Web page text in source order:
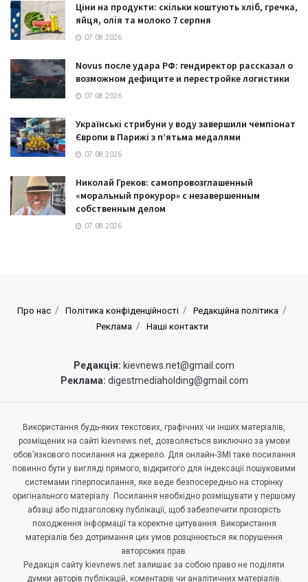
Ціни на продукти: скільки коштують хліб, гречка,
яйця, олія та молоко 7 серпня
07.08.2026
Novus после удара РФ: гендиректор рассказал о
возможном дефиците и перестройке логистики
07.08.2026
Українські стрибуни у воду завершили чемпіонат
Європи в Парижі з п’ятьма медалями
07.08.2026
Николай Греков: самопровозглашенный
«моральный прокурор» с незавершенным
собственным делом
07.08.2026
Про нас Політика конфіденційності
Редакційна політика
Реклама
Наші контакти
Редакція: kievnews.net@gmail.com
Реклама: digestmediaholding@gmail.com
Використання будь-яких текстових, графічних чи інших матеріалів,
розміщених на сайті kievnews.net, дозволяється виключно за умови
обов’язкового посилання на джерело. Для онлайн-ЗМІ таке посилання
повинно бути у вигляді прямого, відкритого для індексації пошуковими
системами гіперпосилання, яке веде безпосередньо на сторінку
оригінального матеріалу. Посилання необхідно розміщувати у першому
абзаці або підзаголовку публікації, щоб забезпечити прозорість
походження інформації та коректне цитування. Використання
матеріалів без дотримання цих умов розцінюється як порушення
авторських прав.
Редакція сайту kievnews.net залишає за собою право не поділяти
думки авторів публікацій, коментарів чи аналітичних матеріалів.